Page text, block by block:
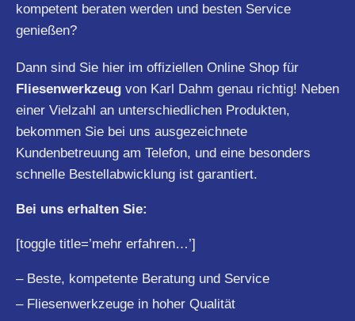
kompetent beraten werden und besten Service
genießen?
Dann sind Sie hier im offiziellen Online Shop für
Fliesenwerkzeug von Karl Dahm genau richtig! Neben
einer Vielzahl an unterschiedlichen Produkten,
bekommen Sie bei uns ausgezeichnete
Kundenbetreuung am Telefon, und eine besonders
schnelle Bestellabwicklung ist garantiert.
Bei uns erhalten Sie:
[toggle title=’mehr erfahren…’]
– Beste, kompetente Beratung und Service
– Fliesenwerkzeuge in hoher Qualität